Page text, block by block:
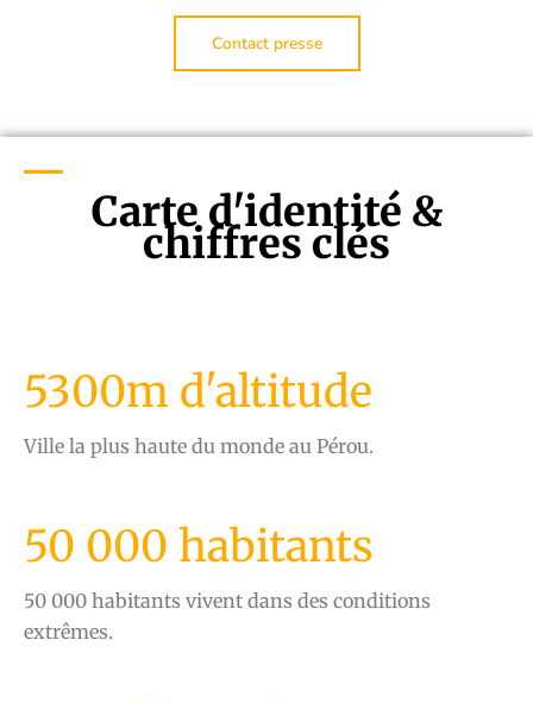
Contact presse
Carte d'identité &
chiffres clés
5300m d'altitude
Ville la plus haute du monde au Pérou.
50 000 habitants
50 000 habitants vivent dans des conditions
extrêmes.